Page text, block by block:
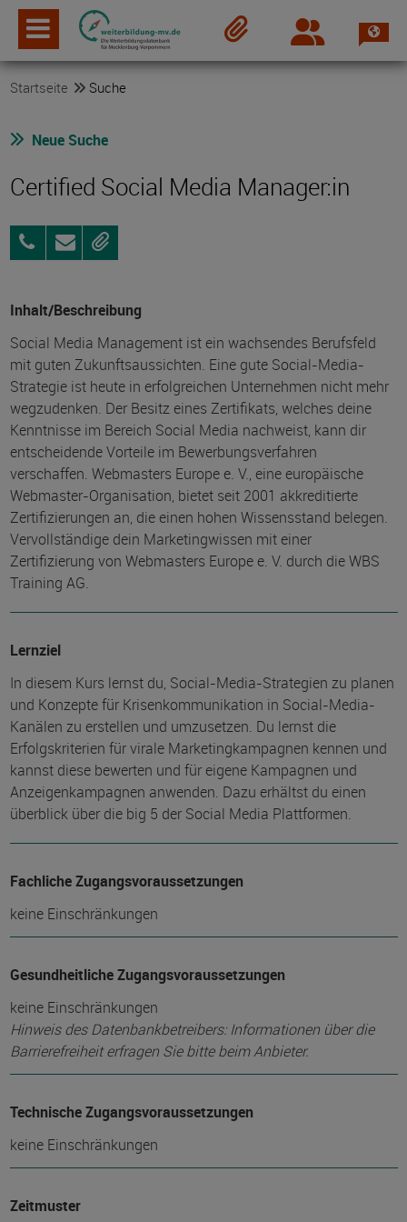
Login
Startseite Suche
Neue Suche
Certified Social Media Manager:in
0385
2095720
AnfragenMerken
Inhalt/Beschreibung
Social Media Management ist ein wachsendes Berufsfeld
mit guten Zukunftsaussichten. Eine gute Social-Media-
Strategie ist heute in erfolgreichen Unternehmen nicht mehr
wegzudenken. Der Besitz eines Zertifikats, welches deine
Kenntnisse im Bereich Social Media nachweist, kann dir
entscheidende Vorteile im Bewerbungsverfahren
verschaffen. Webmasters Europe e. V., eine europäische
Webmaster-Organisation, bietet seit 2001 akkreditierte
Zertifizierungen an, die einen hohen Wissensstand belegen.
Vervollständige dein Marketingwissen mit einer
Zertifizierung von Webmasters Europe e. V. durch die WBS
Training AG.
Lernziel
In diesem Kurs lernst du, Social-Media-Strategien zu planen
und Konzepte für Krisenkommunikation in Social-Media-
Kanälen zu erstellen und umzusetzen. Du lernst die
Erfolgskriterien für virale Marketingkampagnen kennen und
kannst diese bewerten und für eigene Kampagnen und
Anzeigenkampagnen anwenden. Dazu erhältst du einen
überblick über die big 5 der Social Media Plattformen.
Fachliche Zugangsvoraussetzungen
keine Einschränkungen
Gesundheitliche Zugangsvoraussetzungen
keine Einschränkungen
Hinweis des Datenbankbetreibers: Informationen über die
Barrierefreiheit erfragen Sie bitte beim Anbieter.
Technische Zugangsvoraussetzungen
keine Einschränkungen
Zeitmuster